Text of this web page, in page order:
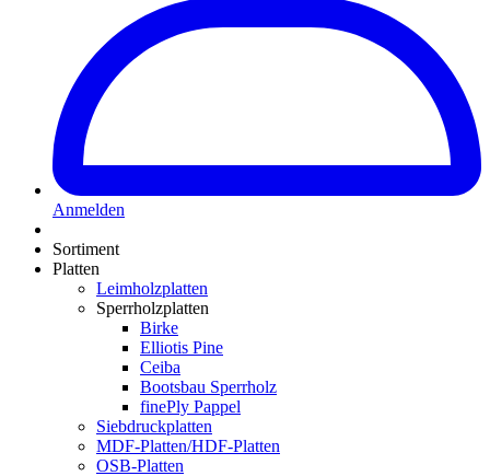
Anmelden
Sortiment
Platten
Leimholzplatten
Sperrholzplatten
Birke
Elliotis Pine
Ceiba
Bootsbau Sperrholz
finePly Pappel
Siebdruckplatten
MDF-Platten/HDF-Platten
OSB-Platten